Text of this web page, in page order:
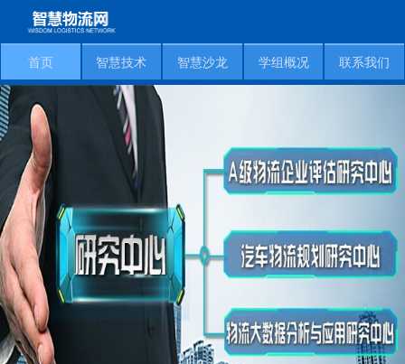
首页 智慧技术 智慧沙龙 学组概况 联系我们